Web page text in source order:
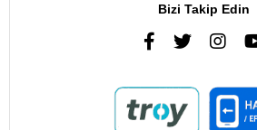
Bizi Takip Edin